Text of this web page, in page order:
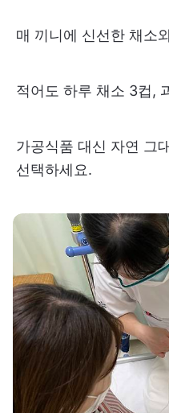
매 끼니에 신선한 채소
적어도 하루 채소 3컵,
가공식품 대신 자연 그
선택하세요.